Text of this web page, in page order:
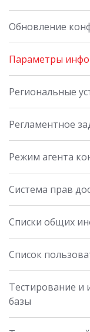
Обновление
Параметры
Региональные
Регламентное
Режим агента
Система прав
Списки общих
Список
Тестирование и
базы